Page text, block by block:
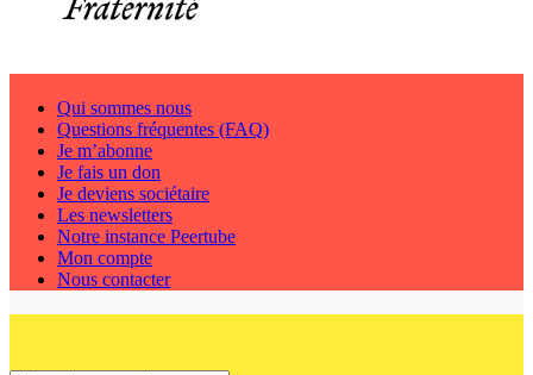
Qui sommes nous
Questions fréquentes (FAQ)
Je m’abonne
Je fais un don
Je deviens sociétaire
Les newsletters
Notre instance Peertube
Mon compte
Nous contacter